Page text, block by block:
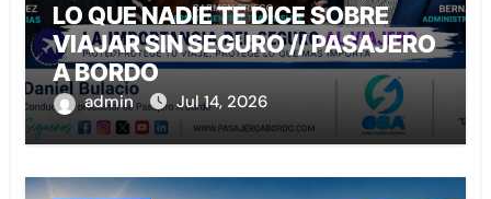
LO QUE NADIE TE DICE SOBRE
VIAJAR SIN SEGURO // PASAJERO
A BORDO
admin Jul 14, 2026